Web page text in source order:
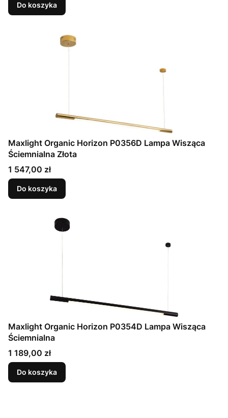
Do koszyka
Maxlight Organic Horizon P0356D Lampa Wisząca
Ściemnialna Złota
Cena
1 547,00 zł
Do koszyka
Maxlight Organic Horizon P0354D Lampa Wisząca
Ściemnialna
Cena
1 189,00 zł
Do koszyka